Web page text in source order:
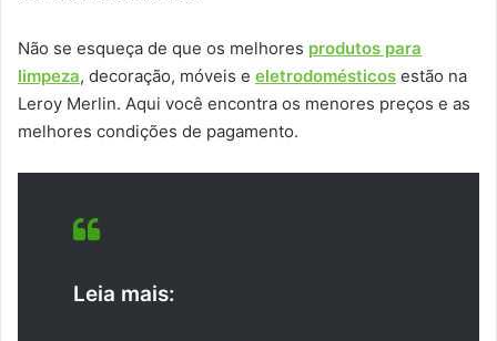
Não se esqueça de que os melhores produtos para
limpeza, decoração, móveis e eletrodomésticos estão na
Leroy Merlin. Aqui você encontra os menores preços e as
melhores condições de pagamento.
Leia mais: